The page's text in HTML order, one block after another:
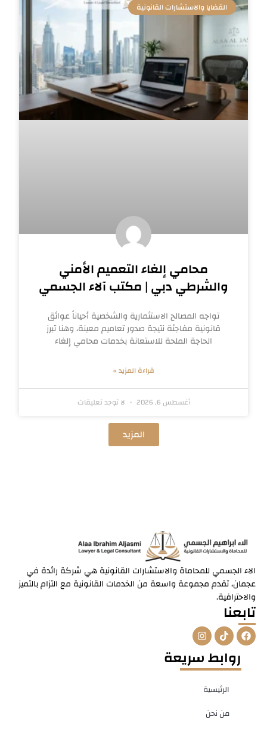
القضايا والاستشارات القانونية
محامي إلغاء التعميم الأمني
والشرطي دبي | مكتب آلاء الجسمي
تواجه المصالح الاستثمارية والشخصية أحياناً عوائق
قانونية مفاجئة نتيجة صدور تعاميم معينة، وهنا تبرز
الحاجة الملحة للاستعانة بخدمات محامي إلغاء
قراءة المزيد »
أغسطس 6, 2026 لا توجد تعليقات
المزيد
الاء الجسمي للمحاماة والاستشارات القانونية هي شركة رائدة في
عجمان، تقدم مجموعة واسعة من الخدمات القانونية مع التزام بالتميز
والاحترافية.
تابعنا
F
a
c
b
T
i
k
t
o
I
n
s
t
a
روابط سريعة
الرئيسية
من نحن